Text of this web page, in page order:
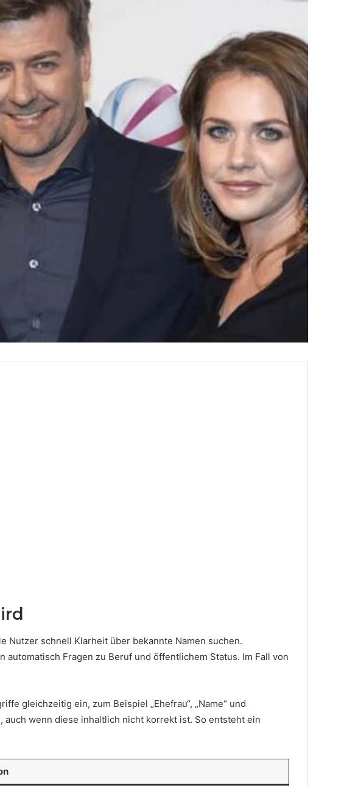
Nutzer schnell Klarheit über bekannte Namen suchen.
Fragen zu Beruf und öffentlichem Status. Im Fall von
gleichzeitig ein, zum Beispiel „Ehefrau“, „Name“ und
auch wenn diese inhaltlich nicht korrekt ist. So entsteht ein